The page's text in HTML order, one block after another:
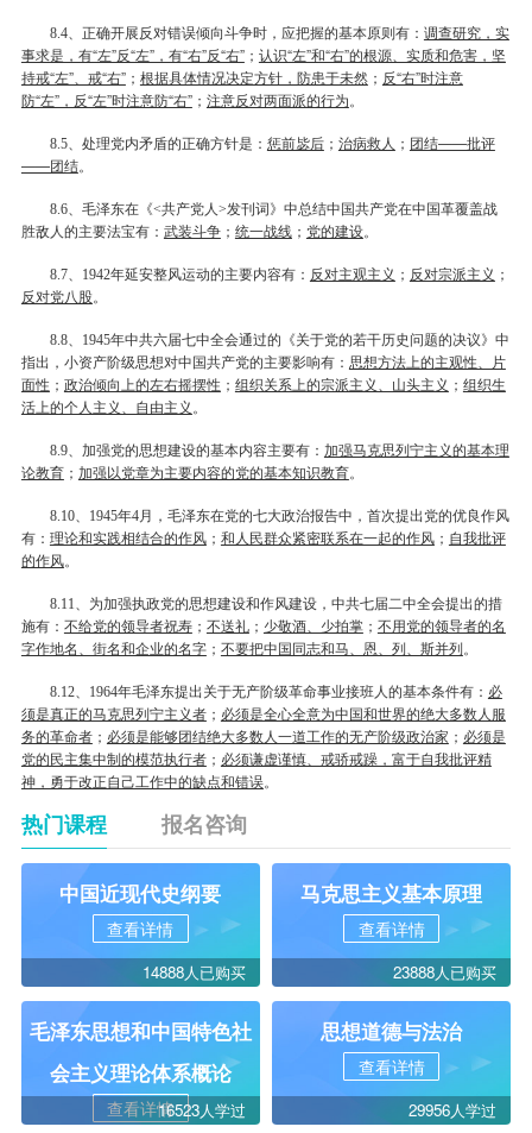
8.4、正确开展反对错误倾向斗争时，应把握的基本原则有： 调查研究，实
事求是，有“左”反“左”，有“右”反“右”； 认识“左”和“右”的根源、实质和危害，坚
持戒“左”、戒“右”； 根据具体情况决定方针，防患于未然； 反“右”时注意
防“左”，反“左”时注意防“右”； 注意反对两面派的行为。
8.5、处理党内矛盾的正确方针是： 惩前毖后； 治病救人 ； 团结——批评
——团结。
8.6、毛泽东在《<共产党人 >发刊词》中总结中国共产党在中国革覆盖战
胜敌人的主要法宝有： 武装斗争； 统一战线； 党的建设。
8.7、 1942年延安整风运动的主要内容有： 反对主观主义 ； 反对宗派主义 ；
反对党八股。
8.8、 1945年中共六届七中全会通过的《关于党的若干历史问题的决议》中
指出，小资产阶级思想对中国共产党的主要影响有： 思想方法上的主观性、片
面性 ； 政治倾向上的左右摇摆性 ； 组织关系上的宗派主义、山头主义 ； 组织生
活上的个人主义、自由主义 。
8.9、加强党的思想建设的基本内容主要有： 加强马克思列宁主义的基本理
论教育； 加强以党章为主要内容的党的基本知识教育。
8.10、 1945年4月，毛泽东在党的七大政治报告中，首次提出党的优良作风
有： 理论和实践相结合的作风； 和人民群众紧密联系在一起的作风； 自我批评
的作风。
8.11
、为加强执政党的思想建设和作风建设，中共七届二中全会提出的措
施有： 不给党的领导者祝寿； 不送礼； 少敬酒、少拍掌； 不用党的领导者的名
字作地名、街名和企业的名字； 不要把中国同志和马、恩、列、斯并列。
8.12、 1964年毛泽东提出关于无产阶级革命事业接班人的基本条件有： 必
须是真正的马克思列宁主义者； 必须是全心全意为中国和世界的绝大多数人服
务的革命者； 必须是能够团结绝大多数人一道工作的无产阶级政治家 ； 必须是
党的民主集中制的模范执行者； 必须谦虚谨慎、戒骄戒躁，富于自我批评精
神，勇于改正自己工作中的缺点和错误。
热门课程 报名咨询
中国近现代史纲要
查看详情
14888人已购买
马克思主义基本原理
查看详情
23888人已购买
毛泽东思想和中国特色社
会主义理论体系概论
查看详情16523人学过
思想道德与法治
查看详情
29956人学过